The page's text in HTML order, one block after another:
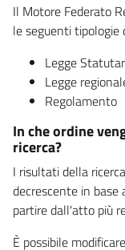
Il Motore Federato
le seguenti tipologie
Legge
Legge
Regolamento
In che ordine
ricerca?
I risultati della
decrescente in
partire dall'atto più
È possibile